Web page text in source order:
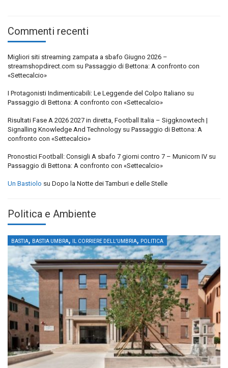
Commenti recenti
Migliori siti streaming zampata a sbafo Giugno 2026 –
streamshopdirect.com su Passaggio di Bettona: A confronto con
«Settecalcio»
I Protagonisti Indimenticabili: Le Leggende del Colpo Italiano su
Passaggio di Bettona: A confronto con «Settecalcio»
Risultati Fase A 2026 2027 in diretta, Football Italia – Siggknowtech |
Signalling Knowledge And Technology su Passaggio di Bettona: A
confronto con «Settecalcio»
Pronostici Football: Consigli A sbafo 7 giorni contro 7 – Municorn IV su
Passaggio di Bettona: A confronto con «Settecalcio»
Un Bastiolo su Dopo la Notte dei Tamburi e delle Stelle
Politica e Ambiente
BASTIA, BASTIA UMBRA, IL CORRIERE DELL'UMBRIA, POLITICA